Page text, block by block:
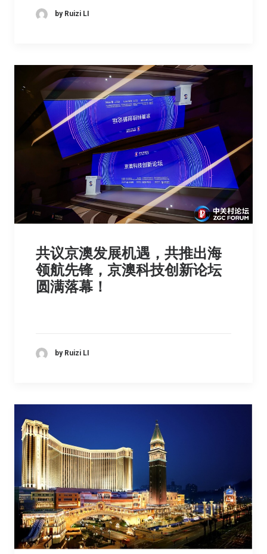
by Ruizi LI
共议京澳发展机遇，共推出海
领航先锋，京澳科技创新论坛
圆满落幕！
by Ruizi LI